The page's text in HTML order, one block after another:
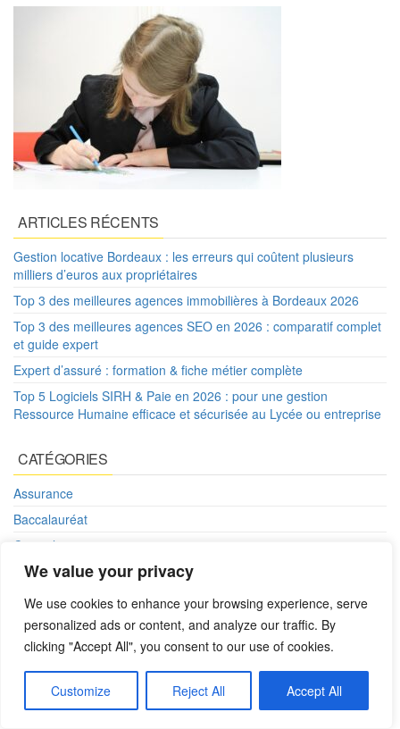
We value your privacy
We use cookies to enhance your browsing experience, serve
personalized ads or content, and analyze our traffic. By
clicking "Accept All", you consent to our use of cookies.
Customize Reject All Accept All
ARTICLES RÉCENTS
Gestion locative Bordeaux : les erreurs qui coûtent plusieurs
milliers d’euros aux propriétaires
Top 3 des meilleures agences immobilières à Bordeaux 2026
Top 3 des meilleures agences SEO en 2026 : comparatif complet
et guide expert
Expert d’assuré : formation & fiche métier complète
Top 5 Logiciels SIRH & Paie en 2026 : pour une gestion
Ressource Humaine efficace et sécurisée au Lycée ou entreprise
CATÉGORIES
Assurance
Baccalauréat
Conseils
Formations
Général
Vie étudiante
CONTACT
Mentions légales